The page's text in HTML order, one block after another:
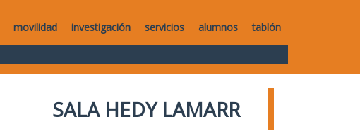
movilidad investigación servicios alumnos tablón
SALA HEDY LAMARR